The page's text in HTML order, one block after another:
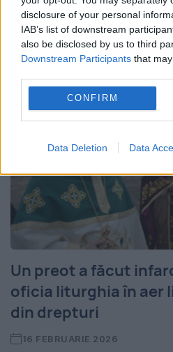
disclosure of your personal
IAB’s list of downstream
also be disclosed by us to third
Downstream Participants that
CONFIRM
Data Deletion Data
s-au mutat joi, 19
Apel Centru. Zeci de
Un preot a făcut
oficia liturghia în aer
din drepturi
16 FEBRUARIE 2026